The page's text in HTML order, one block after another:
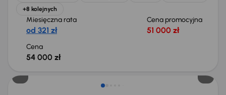
+8 kolejnych
Miesięczna rata
od 321 zł
Cena promocyjna
51 000 zł
Cena
54 000 zł